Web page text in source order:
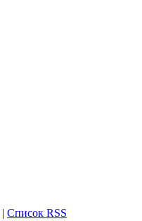
| Список RSS